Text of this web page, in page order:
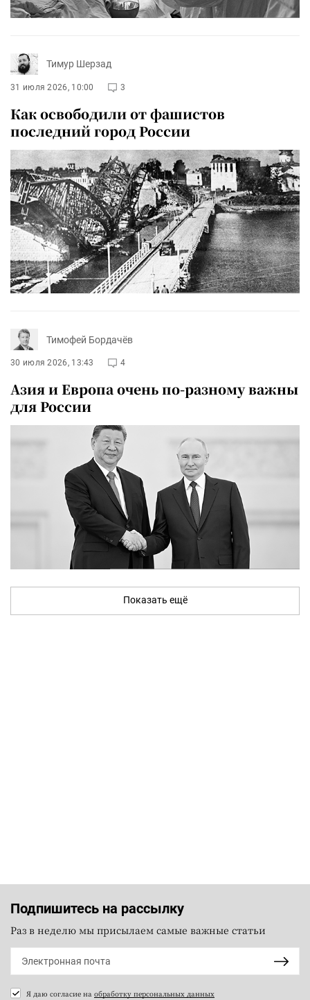
Тимур Шерзад
31 июля 2026, 10:00 3
Как освободили от фашистов
последний город России
Тимофей Бордачёв
30 июля 2026, 13:43 4
Азия и Европа очень по-разному важны
для России
Показать ещё
Подпишитесь на рассылку
Раз в неделю мы присылаем самые важные статьи
Я даю согласие на обработку персональных данных